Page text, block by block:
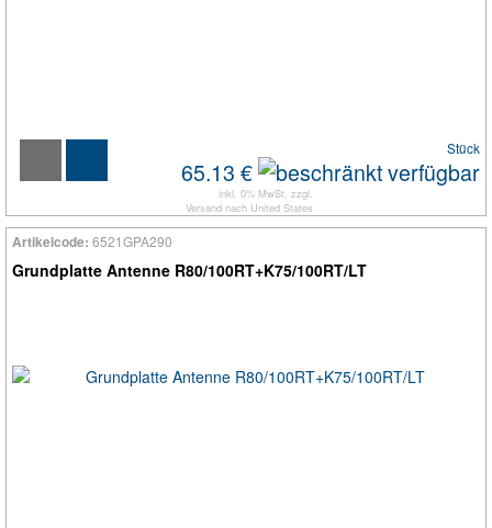
Stück
65.13 €
inkl. 0% MwSt. zzgl.
Versand nach United States
Artikelcode: 6521GPA290
Grundplatte Antenne R80/100RT+K75/100RT/LT